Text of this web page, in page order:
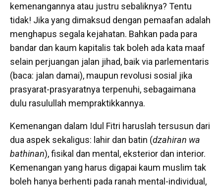
kemenangannya atau justru sebaliknya? Tentu
tidak! Jika yang dimaksud dengan pemaafan adalah
menghapus segala kejahatan. Bahkan pada para
bandar dan kaum kapitalis tak boleh ada kata maaf
selain perjuangan jalan jihad, baik via parlementaris
(baca: jalan damai), maupun revolusi sosial jika
prasyarat-prasyaratnya terpenuhi, sebagaimana
dulu rasulullah mempraktikkannya.
Kemenangan dalam Idul Fitri haruslah tersusun dari
dua aspek sekaligus: lahir dan batin (dzahiran wa
bathinan), fisikal dan mental, eksterior dan interior.
Kemenangan yang harus digapai kaum muslim tak
boleh hanya berhenti pada ranah mental-individual,